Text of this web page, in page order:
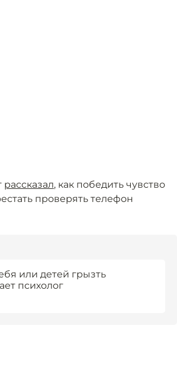
рассказал, как победить чувство
проверять телефон
или детей грызть
психолог